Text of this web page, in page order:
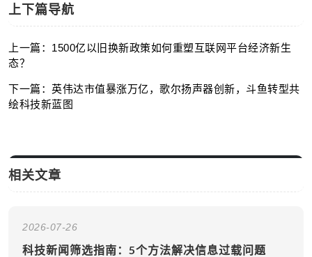
上下篇导航
上一篇：1500亿以旧换新政策如何重塑互联网平台经济新生
态？
下一篇：英伟达市值暴涨万亿，歌尔扬声器创新，斗鱼转型共
绘科技新蓝图
相关文章
2026-07-26
科技新闻筛选指南：5个方法解决信息过载问题